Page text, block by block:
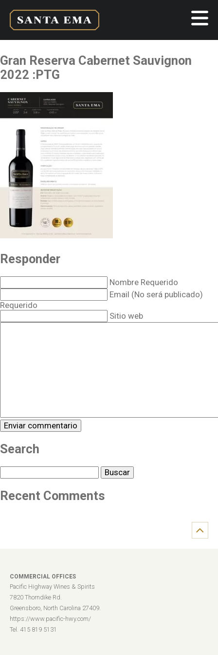
Gran Reserva Cabernet Sauvignon
2022 :PTG
Responder
Nombre Requerido
Email (No será publicado)
Requerido
Sitio web
Search
Recent Comments
COMMERCIAL OFFICES
Pacific Highway Wines & Spirits
7820 Thorndike Rd.
Greensboro, North Carolina 27409.
https://www.pacific-hwy.com/
Tel. 415 819 5131